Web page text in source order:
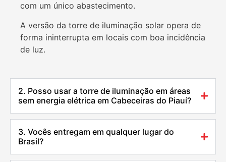
com um único abastecimento.
A versão da torre de iluminação solar opera de
forma ininterrupta em locais com boa incidência
de luz.
2. Posso usar a torre de iluminação em áreas
sem energia elétrica em Cabeceiras do Piauí?
3. Vocês entregam em qualquer lugar do
Brasil?